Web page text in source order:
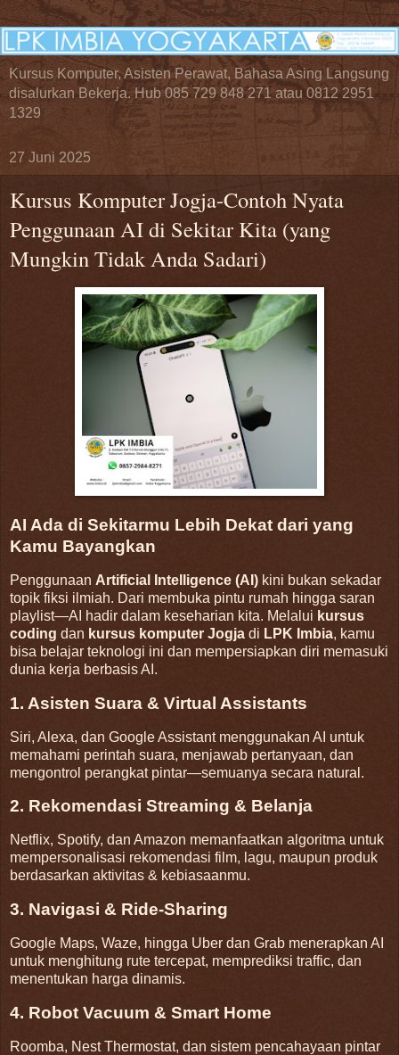
Kursus Komputer, Asisten Perawat, Bahasa Asing Langsung
disalurkan Bekerja. Hub 085 729 848 271 atau 0812 2951
1329
27 Juni 2025
Kursus Komputer Jogja-Contoh Nyata
Penggunaan AI di Sekitar Kita (yang
Mungkin Tidak Anda Sadari)
AI Ada di Sekitarmu Lebih Dekat dari yang
Kamu Bayangkan
Penggunaan Artificial Intelligence (AI) kini bukan sekadar
topik fiksi ilmiah. Dari membuka pintu rumah hingga saran
playlist—AI hadir dalam keseharian kita. Melalui kursus
coding dan kursus komputer Jogja di LPK Imbia, kamu
bisa belajar teknologi ini dan mempersiapkan diri memasuki
dunia kerja berbasis AI.
1. Asisten Suara & Virtual Assistants
Siri, Alexa, dan Google Assistant menggunakan AI untuk
memahami perintah suara, menjawab pertanyaan, dan
mengontrol perangkat pintar—semuanya secara natural .
2. Rekomendasi Streaming & Belanja
Netflix, Spotify, dan Amazon memanfaatkan algoritma untuk
mempersonalisasi rekomendasi film, lagu, maupun produk
berdasarkan aktivitas & kebiasaanmu.
3. Navigasi & Ride-Sharing
Google Maps, Waze, hingga Uber dan Grab menerapkan AI
untuk menghitung rute tercepat, memprediksi traffic, dan
menentukan harga dinamis.
4. Robot Vacuum & Smart Home
Roomba, Nest Thermostat, dan sistem pencahayaan pintar